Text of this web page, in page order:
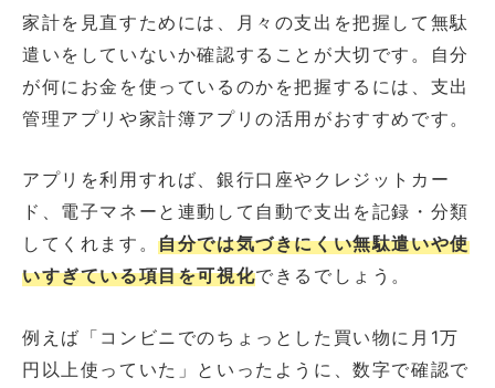
家計を見直すためには、月々の支出を把握して無駄
遣いをしていないか確認することが大切です。自分
が何にお金を使っているのかを把握するには、支出
管理アプリや家計簿アプリの活用がおすすめです。
アプリを利用すれば、銀行口座やクレジットカー
ド、電子マネーと連動して自動で支出を記録・分類
してくれます。自分では気づきにくい無駄遣いや使
いすぎている項目を可視化できるでしょう。
例えば「コンビニでのちょっとした買い物に月1万
円以上使っていた」といったように、数字で確認で